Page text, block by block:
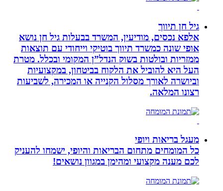
גיל חן תיווך
אלפא נכסים, מודיעין, המשרד בבעלות גיל חן נושא
אופי שונה כמשרד תיווך בוטיקי וייחודי עם תוצאות
ממזריות ובולטות בשוק הנדל”ן המקומי ובכלל. מטרת
העל היא להוביל את הלקוח בביטחון, במקצועיות
וביושרה לאורך מסלול הקנייה או המכירה, לשביעות
רצונו המלאה.
מעגל בריאות ויופי
כל המומחים מתחום הבריאות והיופי, ישמחו להעניק
לכם מענה מקצועי ומהימן במגוון נושאים!